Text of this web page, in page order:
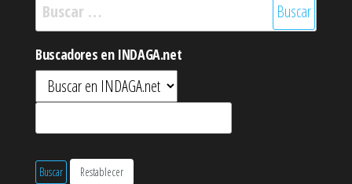
Buscadores en INDAGA.net